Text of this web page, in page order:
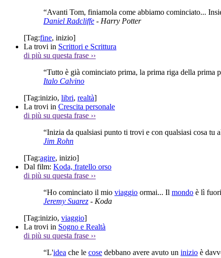
“Avanti Tom, finiamola come abbiamo cominciato...
Daniel Radcliffe - Harry Potter
[Tag:fine, inizio]
La trovi in Scrittori e Scrittura
di più su questa frase ››
“Tutto è già cominciato prima, la prima riga della prima
Italo Calvino
[Tag:inizio, libri, realtà]
La trovi in Crescita personale
di più su questa frase ››
“Inizia da qualsiasi punto ti trovi e con qualsiasi cosa tu
Jim Rohn
[Tag:agire, inizio]
Dal film: Koda, fratello orso
di più su questa frase ››
“Ho cominciato il mio viaggio ormai... Il mondo è lì
Jeremy Suarez - Koda
[Tag:inizio, viaggio]
La trovi in Sogno e Realtà
di più su questa frase ››
“L'idea che le cose debbano avere avuto un inizio è